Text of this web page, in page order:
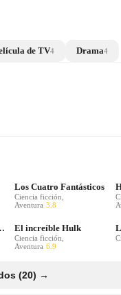
de TV4 Drama4
Los Cuatro Fantásticos
Ciencia ficción,
Aventura 3.8
Casado El increíble Hulk
Ciencia ficción,
Aventura 6.9
(20) →